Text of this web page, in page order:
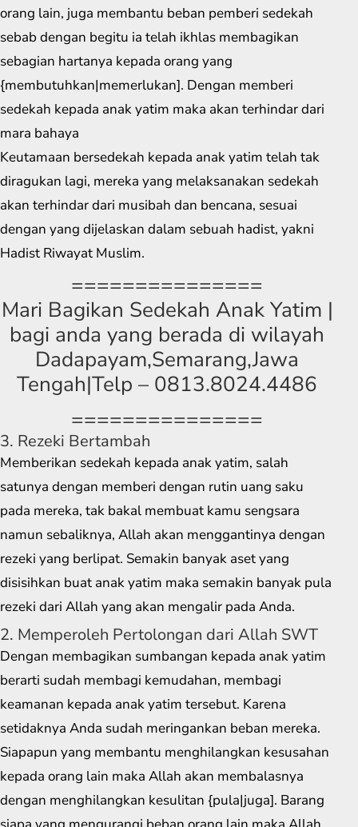
orang lain, juga membantu beban pemberi sedekah
sebab dengan begitu ia telah ikhlas membagikan
sebagian hartanya kepada orang yang
{membutuhkan|memerlukan]. Dengan memberi
sedekah kepada anak yatim maka akan terhindar dari
mara bahaya
Keutamaan bersedekah kepada anak yatim telah tak
diragukan lagi, mereka yang melaksanakan sedekah
akan terhindar dari musibah dan bencana, sesuai
dengan yang dijelaskan dalam sebuah hadist, yakni
Hadist Riwayat Muslim.
===============
Mari Bagikan Sedekah Anak Yatim |
bagi anda yang berada di wilayah
Dadapayam,Semarang,Jawa
Tengah|Telp – 0813.8024.4486
===============
3. Rezeki Bertambah
Memberikan sedekah kepada anak yatim, salah
satunya dengan memberi dengan rutin uang saku
pada mereka, tak bakal membuat kamu sengsara
namun sebaliknya, Allah akan menggantinya dengan
rezeki yang berlipat. Semakin banyak aset yang
disisihkan buat anak yatim maka semakin banyak pula
rezeki dari Allah yang akan mengalir pada Anda.
2. Memperoleh Pertolongan dari Allah SWT
Dengan membagikan sumbangan kepada anak yatim
berarti sudah membagi kemudahan, membagi
keamanan kepada anak yatim tersebut. Karena
setidaknya Anda sudah meringankan beban mereka.
Siapapun yang membantu menghilangkan kesusahan
kepada orang lain maka Allah akan membalasnya
dengan menghilangkan kesulitan {pula|juga]. Barang